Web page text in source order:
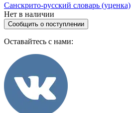
Санскрито-русский словарь (уценка)
Нет в наличии
Сообщить о поступлении
Оставайтесь с нами: